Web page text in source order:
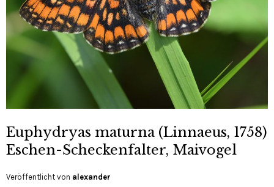
Euphydryas maturna (Linnaeus, 1758)
Eschen-Scheckenfalter, Maivogel
Veröffentlicht von alexander